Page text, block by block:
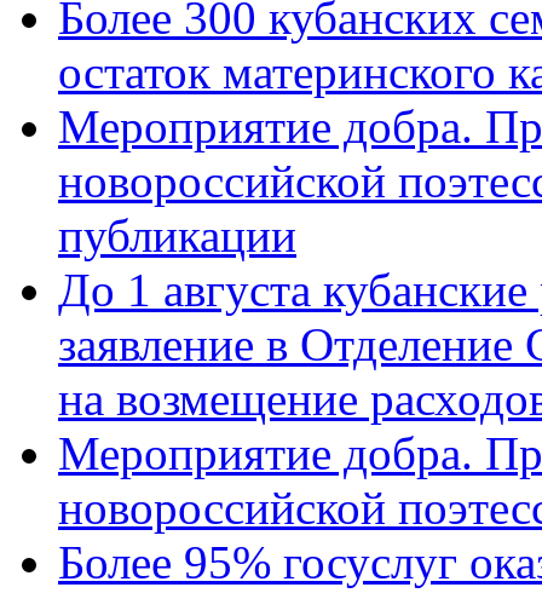
Более 300 кубанских
остаток материнского
Мероприятие добра.
новороссийской
публикации
До 1 августа
заявление в
на возмещение
Мероприятие добра.
новороссийской
Более 95% госуслуг